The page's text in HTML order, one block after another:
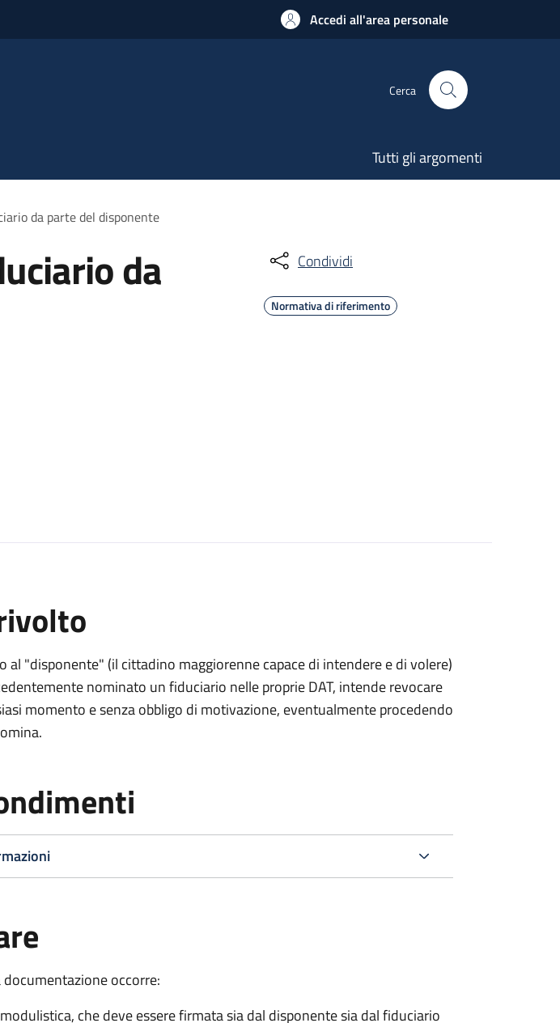
Accedi all'area personale
Cerca
Tutti gli argomenti
da parte del disponente
da Condividi
Normativa di riferimento
al "disponente" (il cittadino maggiorenne capace di intendere e di volere)
nominato un fiduciario nelle proprie DAT, intende revocare
momento e senza obbligo di motivazione, eventualmente procedendo
documentazione occorre:
che deve essere firmata sia dal disponente sia dal fiduciario